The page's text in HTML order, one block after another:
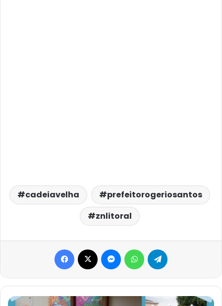
cadeiavelha
prefeitorogeriosantos
znlitoral
Facebook MessengerWhatsApp
L'usine